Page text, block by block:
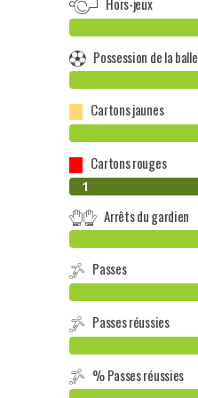
Possession de la balle
Cartons jaunes
Cartons rouges
0
1
Arrêts du gardien
Passes
Passes réussies
% Passes réussies